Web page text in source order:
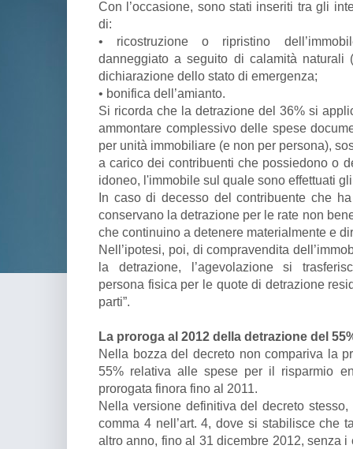
Con l’occasione, sono stati inseriti tra gli
di:
• ricostruzione o ripristino
danneggiato a seguito di calamità naturali
dichiarazione dello stato di emergenza;
• bonifica dell’amianto.
Si ricorda che la detrazione del 36% si
ammontare complessivo delle spese
per unità immobiliare (e non per persona),
a carico dei contribuenti che possiedono o
idoneo, l'immobile sul quale sono effettuati
In caso di decesso del contribuente che
conservano la detrazione per le rate non
che continuino a detenere materialmente e
Nell’ipotesi, poi, di compravendita
la detrazione, l’agevolazione si
persona fisica per le quote di detrazione
parti”.
La proroga al 2012 della detrazione del
Nella bozza del decreto non compariva la
55% relativa alle spese per il risparmio
prorogata finora fino al 2011.
Nella versione definitiva del decreto
comma 4 nell’art. 4, dove si stabilisce che
altro anno, fino al 31 dicembre 2012, senza